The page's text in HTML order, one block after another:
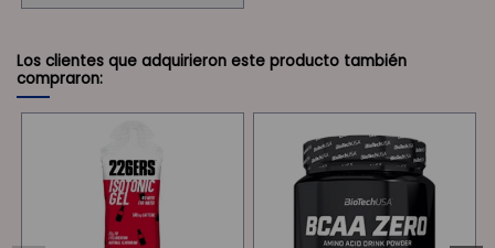
Los clientes que adquirieron este producto también
compraron: